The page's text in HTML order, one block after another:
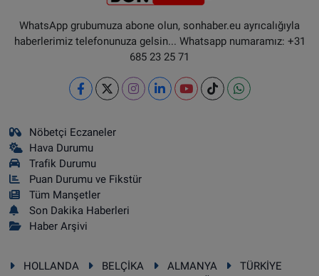
WhatsApp grubumuza abone olun, sonhaber.eu ayrıcalığıyla
haberlerimiz telefonunuza gelsin... Whatsapp numaramız: +31
685 23 25 71
Nöbetçi Eczaneler
Hava Durumu
Trafik Durumu
Puan Durumu ve Fikstür
Tüm Manşetler
Son Dakika Haberleri
Haber Arşivi
HOLLANDA BELÇİKA ALMANYA
TÜRKİYE